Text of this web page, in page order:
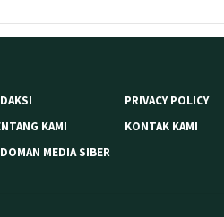
PRIVACY POLICY
KAMI
KONTAK KAMI
MEDIA SIBER